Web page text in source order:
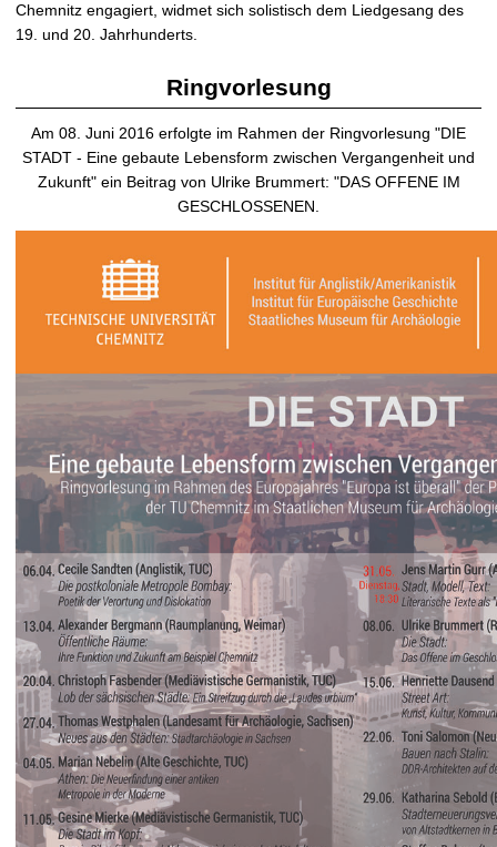
Chemnitz engagiert, widmet sich solistisch dem Liedgesang des
19. und 20. Jahrhunderts.
Ringvorlesung
Am 08. Juni 2016 erfolgte im Rahmen der Ringvorlesung "DIE
STADT - Eine gebaute Lebensform zwischen Vergangenheit und
Zukunft" ein Beitrag von Ulrike Brummert: "DAS OFFENE IM
GESCHLOSSENEN.